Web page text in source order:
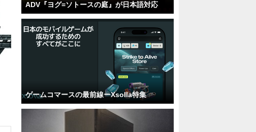
ADV『ヨグ=ソトースの庭』が日本語対応
ゲームコマースの最前線ーXsolla特集